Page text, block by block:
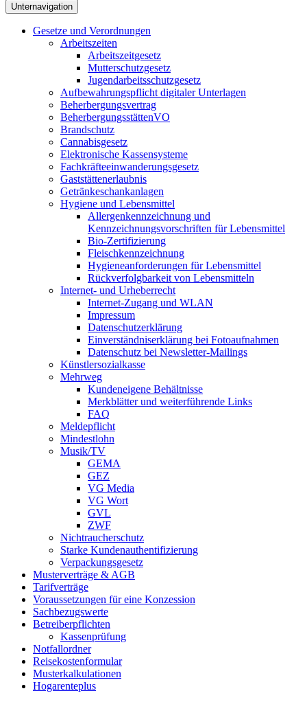
Unternavigation
Gesetze und Verordnungen
Arbeitszeiten
Arbeitszeitgesetz
Mutterschutzgesetz
Jugendarbeitsschutzgesetz
Aufbewahrungspflicht digitaler Unterlagen
Beherbergungsvertrag
BeherbergungsstättenVO
Brandschutz
Cannabisgesetz
Elektronische Kassensysteme
Fachkräfteeinwanderungsgesetz
Gaststättenerlaubnis
Getränkeschankanlagen
Hygiene und Lebensmittel
Allergenkennzeichnung und
Kennzeichnungsvorschriften für Lebensmittel
Bio-Zertifizierung
Fleischkennzeichnung
Hygieneanforderungen für Lebensmittel
Rückverfolgbarkeit von Lebensmitteln
Internet- und Urheberrecht
Internet-Zugang und WLAN
Impressum
Datenschutzerklärung
Einverständniserklärung bei Fotoaufnahmen
Datenschutz bei Newsletter-Mailings
Künstlersozialkasse
Mehrweg
Kundeneigene Behältnisse
Merkblätter und weiterführende Links
FAQ
Meldepflicht
Mindestlohn
Musik/TV
GEMA
GEZ
VG Media
VG Wort
GVL
ZWF
Nichtraucherschutz
Starke Kundenauthentifizierung
Verpackungsgesetz
Musterverträge & AGB
Tarifverträge
Voraussetzungen für eine Konzession
Sachbezugswerte
Betreiberpflichten
Kassenprüfung
Notfallordner
Reisekostenformular
Musterkalkulationen
Hogarenteplus